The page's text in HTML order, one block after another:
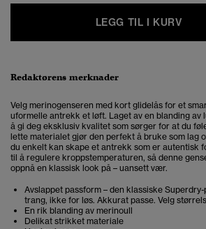
LEGG TIL I KURV
Redaktørens merknader
Velg merinogenseren med kort glidelås for et
uformelle antrekk et løft. Laget av en blanding av
å gi deg eksklusiv kvalitet som sørger for at du
lette materialet gjør den perfekt å bruke som lag
du enkelt kan skape et antrekk som er autentisk
til å regulere kroppstemperaturen, så denne
oppnå en klassisk look på – uansett vær.
Avslappet passform – den klassiske
trang, ikke for løs. Akkurat passe. Velg
En rik blanding av merinoull
Delikat strikket materiale